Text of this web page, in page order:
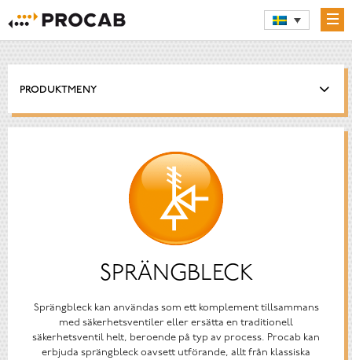
PRODUKTMENY
SPRÄNGBLECK
Sprängbleck kan användas som ett komplement tillsammans
med säkerhetsventiler eller ersätta en traditionell
säkerhetsventil helt, beroende på typ av process. Procab kan
erbjuda sprängbleck oavsett utförande, allt från klassiska